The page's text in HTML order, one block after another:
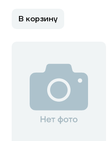
В корзину